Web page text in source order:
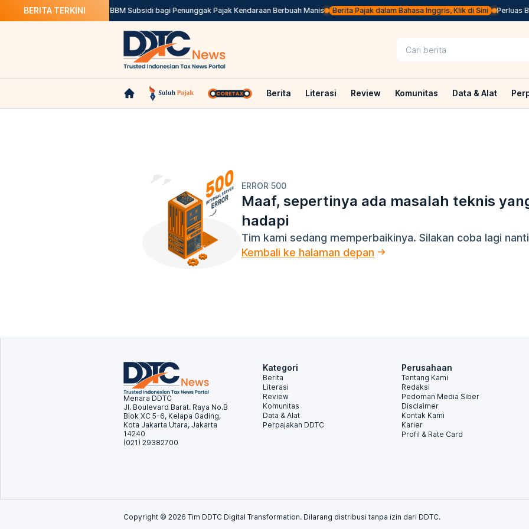
BERITA TERKINI
5,29 Persen Larangan BBM Subsidi bagi Penunggak Pajak Kendaraan Berbuah Manis Berita Pajak dalam Bahasa Inggris, Klik di Sini Perluas
Berita Literasi Review Komunitas Data & Alat
ERROR 500
Maaf, sepertinya ada masalah teknis
hadapi
Tim kami sedang memperbaikinya. Silakan coba lagi
Kembali ke halaman depan
Menara DDTC
Jl. Boulevard Barat. Raya No.B
Blok XC 5-6, Kelapa Gading,
Kota Jakarta Utara, Jakarta
14240
(021) 29382700
Kategori
Berita
Literasi
Review
Komunitas
Data & Alat
Perpajakan DDTC
Perusahaan
Tentang Kami
Redaksi
Pedoman Media Siber
Disclaimer
Kontak Kami
Karier
Profil & Rate Card
Copyright © 2026 Tim DDTC Digital Transformation. Dilarang distribusi tanpa izin dari DDTC.